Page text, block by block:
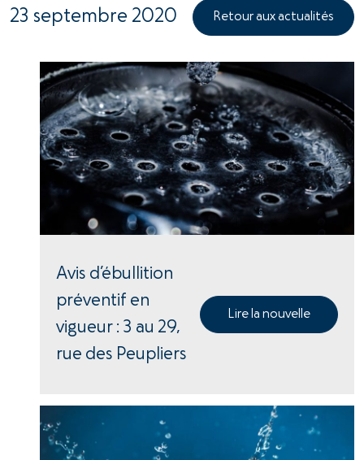
23 septembre 2020 Retour aux actualités
Avis d’ébullition
préventif en
vigueur : 3 au 29,
rue des Peupliers
Lire la nouvelle